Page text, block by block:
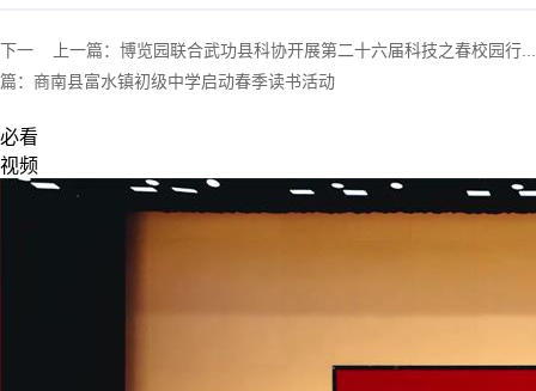
上一篇： 博览园联合武功县科协开展第二十六届科技之春校园行...
下一
篇： 商南县富水镇初级中学启动春季读书活动
必看
视频